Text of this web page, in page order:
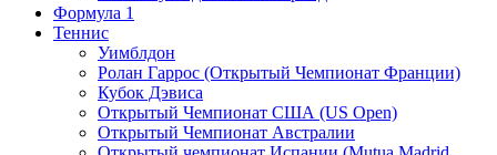
Формула 1
Теннис
Уимблдон
Ролан Гаррос (Открытый Чемпионат Франции)
Кубок Дэвиса
Открытый Чемпионат США (US Open)
Открытый Чемпионат Австралии